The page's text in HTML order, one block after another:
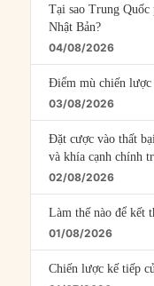
Tại sao Trung
Nhật Bản?
04/08/2026
Điểm mù chiến
03/08/2026
Đặt cược vào thất
và khía cạnh chính
02/08/2026
Làm thế nào để kết
01/08/2026
Chiến lược kế tiếp